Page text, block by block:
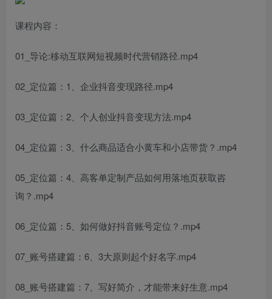
课程内容：
01_导论:移动互联网短视频时代营销路径.mp4
02_定位篇：1、企业抖音变现路径.mp4
03_定位篇：2、个人创业抖音变现方法.mp4
04_定位篇：3、什么商品适合小黄车和小店带货？.mp4
05_定位篇：4、高客单定制产品如何用落地页获取咨
询？.mp4
06_定位篇：5、如何做好抖音账号定位？.mp4
07_账号搭建篇：6、3大原则起个好名字.mp4
08_账号搭建篇：7、写好简介，才能带来好生意.mp4